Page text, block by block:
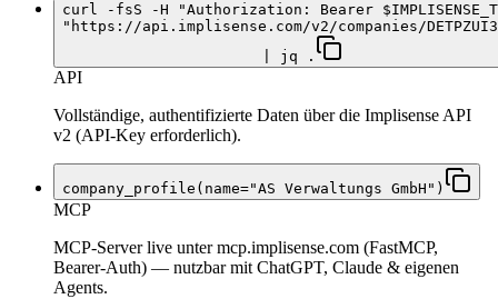
curl -fsS -H "Authorization: Bearer
"https://api.implisense.com/v2/companies/
| jq .
API
Vollständige, authentifizierte Daten über die Implisense API
v2 (API-Key erforderlich).
company_profile(name="AS Verwaltungs GmbH")
MCP
MCP-Server live unter mcp.implisense.com (FastMCP,
Bearer-Auth) — nutzbar mit ChatGPT, Claude & eigenen
Agents.